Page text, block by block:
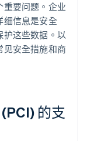
重要问题。企业
细信息是安全
护这些数据。以
见安全措施和商
的支